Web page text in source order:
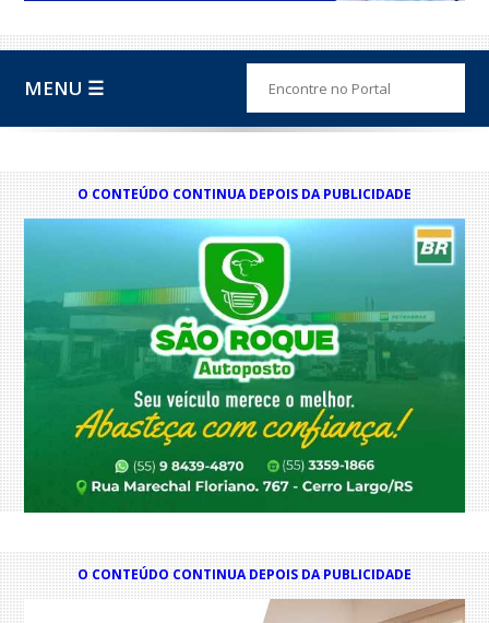
MENU ☰
O CONTEÚDO CONTINUA DEPOIS DA PUBLICIDADE
O CONTEÚDO CONTINUA DEPOIS DA PUBLICIDADE